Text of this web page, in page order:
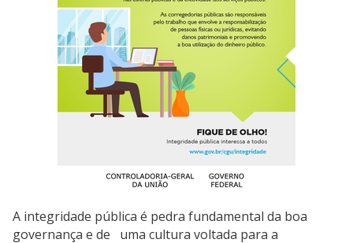
A integridade pública é pedra fundamental da boa
governança e de uma cultura voltada para a